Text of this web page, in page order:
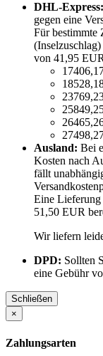
DHL-Express:
gegen eine
Für bestimmte
von 41,95
Ausland: Bei
Kosten nach
fällt
Eine
51,50 EUR
Wir liefern
DPD: Sollten
eine Gebühr
Schließen
×
Zahlungsarten